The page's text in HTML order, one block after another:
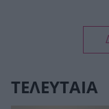
ΤΕΛΕΥΤΑΙΑ